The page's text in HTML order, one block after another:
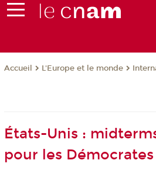
Accueil L'Europe et le monde
États-Unis :
pour les Démocrates